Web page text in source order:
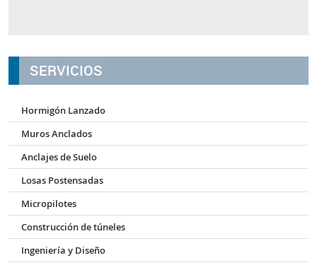
SERVICIOS
Hormigón Lanzado
Muros Anclados
Anclajes de Suelo
Losas Postensadas
Micropilotes
Construcción de túneles
Ingeniería y Diseño